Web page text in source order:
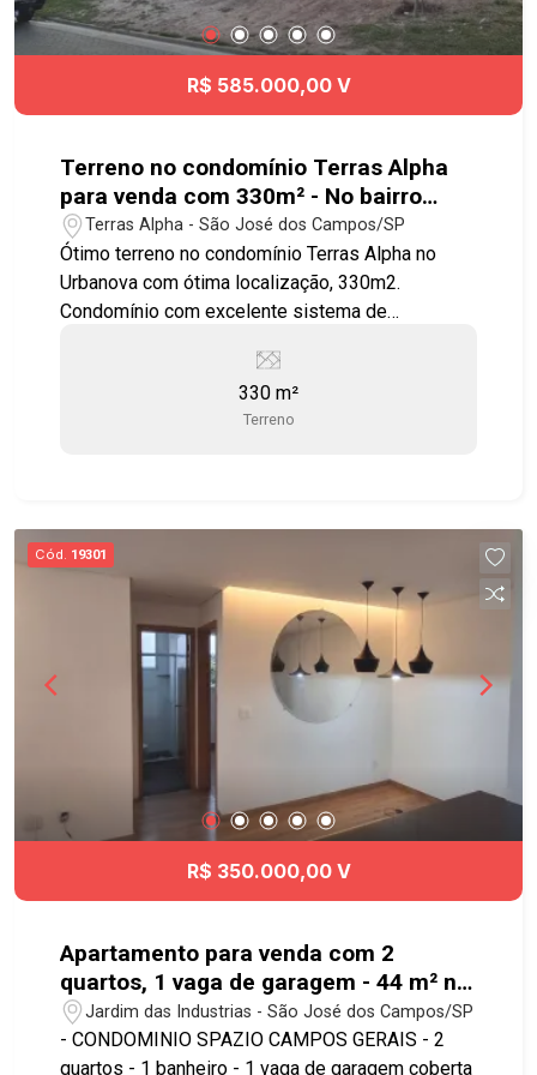
tempo e agende agora mesmo sua visita!!!
#jardimdasindustrias #sobrado #viaoeste
#Angloalante #Ibaji
R$ 585.000,00 V
Terreno no condomínio Terras Alpha
para venda com 330m² - No bairro
Urbanova - SJC
Terras Alpha - São José dos Campos/SP
Ótimo terreno no condomínio Terras Alpha no
Urbanova com ótima localização, 330m2.
Condomínio com excelente sistema de
circuito interno de TV, fechamento do perímetro,
com diversos espaços voltados para a prática de
atividades em família com segurança. Com mais
pontos para relaxar e curtir com a sua família. O
Terras Alpha São José dos Campos está
localizado no ponto alto de Urbanova, com fácil
acesso para universidades, escolas, hospital,
restaurantes, padarias, farmácias,
supermercados, comércio e serviços. Ligue e
agende a sua visita! #imobiliaria
#geraçãoimóveis #terrenovenda #SJC
330 m²
Terreno
Cód. 19301
R$ 350.000,00 V
Apartamento para venda com 2
quartos, 1 vaga de garagem - 44 m² no
bairro Jardim das Industrias
Jardim das Industrias - São José dos Campos/SP
- CONDOMINIO SPAZIO CAMPOS GERAIS - 2
quartos - 1 banheiro - 1 vaga de garagem coberta